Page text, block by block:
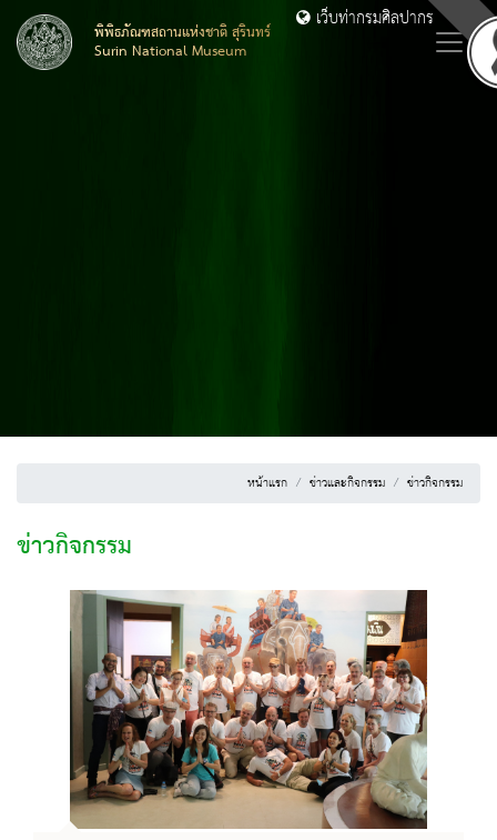
พิพิธภัณฑสถานแห่งชาติ สุรินทร์
Surin National Museum
เว็บท่ากรมศิลปากร
หน้าแรก ข่าวและกิจกรรม ข่าวกิจกรรม
ข่าวกิจกรรม